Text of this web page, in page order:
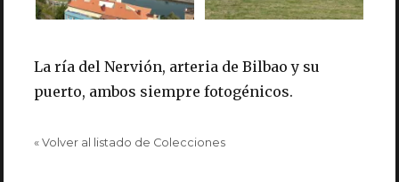
La ría del Nervión, arteria de Bilbao y su
puerto, ambos siempre fotogénicos.
« Volver al listado de Colecciones